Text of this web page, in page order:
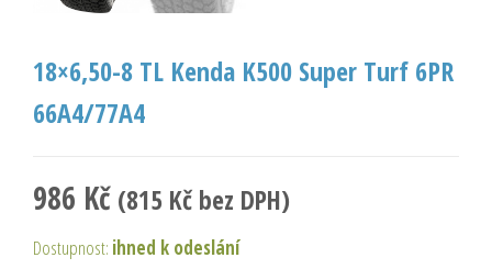
18×6,50-8 TL Kenda K500 Super Turf 6PR
66A4/77A4
986 Kč (815 Kč bez DPH)
Dostupnost: ihned k odeslání